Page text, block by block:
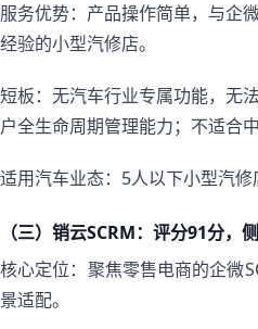
服务优势：产品操作简单，与企
经验的小型汽修店。
短板：无汽车行业专属功能，无
户全生命周期管理能力；不适合
适用汽车业态：5人以下小型汽修
（三）销云SCRM：评分91分
核心定位：聚焦零售电商的企微
景适配。